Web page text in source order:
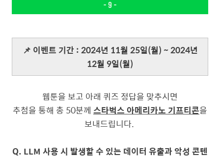
📌 이벤트 기간 : 2024년 11월 25일(월) ~ 2024년
12월 9일(월)
웹툰을 보고 아래 퀴즈 정답을 맞추시면
추첨을 통해 총 50분께 스타벅스 아메리카노 기프티콘을
보내드립니다.
Q. LLM 사용 시 발생할 수 있는 데이터 유출과 악성 콘텐